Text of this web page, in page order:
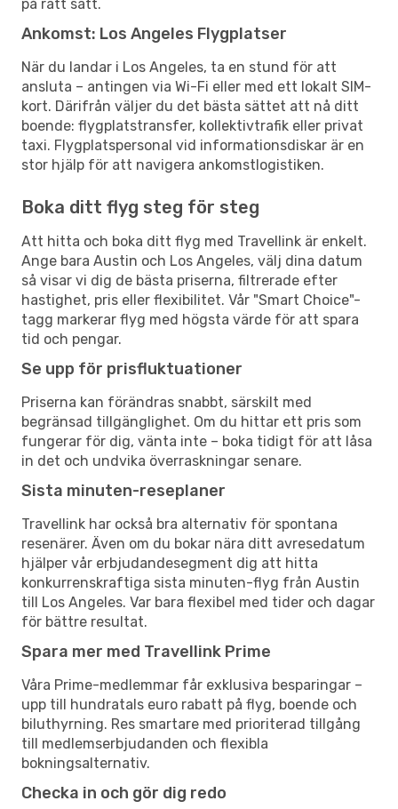
på rätt sätt.
Ankomst: Los Angeles Flygplatser
När du landar i Los Angeles, ta en stund för att
ansluta – antingen via Wi-Fi eller med ett lokalt SIM-
kort. Därifrån väljer du det bästa sättet att nå ditt
boende: flygplatstransfer, kollektivtrafik eller privat
taxi. Flygplatspersonal vid informationsdiskar är en
stor hjälp för att navigera ankomstlogistiken.
Boka ditt flyg steg för steg
Att hitta och boka ditt flyg med Travellink är enkelt.
Ange bara Austin och Los Angeles, välj dina datum
så visar vi dig de bästa priserna, filtrerade efter
hastighet, pris eller flexibilitet. Vår "Smart Choice"-
tagg markerar flyg med högsta värde för att spara
tid och pengar.
Se upp för prisfluktuationer
Priserna kan förändras snabbt, särskilt med
begränsad tillgänglighet. Om du hittar ett pris som
fungerar för dig, vänta inte – boka tidigt för att låsa
in det och undvika överraskningar senare.
Sista minuten-reseplaner
Travellink har också bra alternativ för spontana
resenärer. Även om du bokar nära ditt avresedatum
hjälper vår erbjudandesegment dig att hitta
konkurrenskraftiga sista minuten-flyg från Austin
till Los Angeles. Var bara flexibel med tider och dagar
för bättre resultat.
Spara mer med Travellink Prime
Våra Prime-medlemmar får exklusiva besparingar –
upp till hundratals euro rabatt på flyg, boende och
biluthyrning. Res smartare med prioriterad tillgång
till medlemserbjudanden och flexibla
bokningsalternativ.
Checka in och gör dig redo